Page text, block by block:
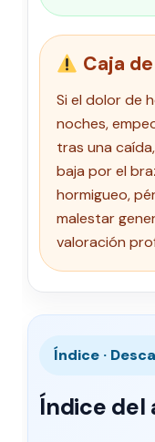
Caja
Si el dolor de
noches,
tras una
baja por el
hormigueo,
malestar
valoración
Índice ·
Índice